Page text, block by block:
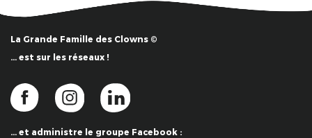
La Grande Famille des Clowns ©
… est sur les réseaux !
… et administre le groupe Facebook :